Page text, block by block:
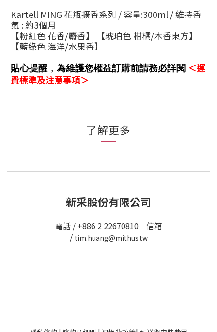
Kartell MING 花瓶擴香系列 / 容量:300ml / 維持香
氣 : 約3個月
【粉紅色 花香/麝香】 【琥珀色 柑橘/木香東方】
【藍綠色 海洋/水果香】
貼心提醒 ， 為維護您權益訂購前請務必詳閱 ＜運
費標準及注意事項＞
了解更多
新采股份有限公司
電話 / +886 2 22670810 信箱
/ tim.huang@mithus.tw